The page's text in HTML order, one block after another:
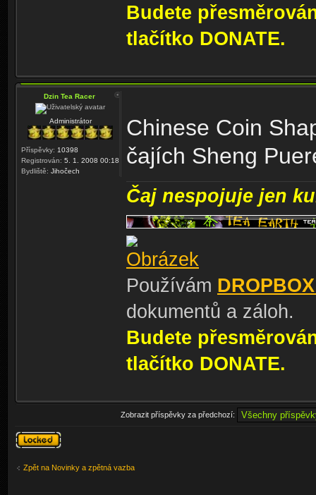
Budete
tlačítko DONATE.
Dzin Tea Racer
Administrátor
Příspěvky: 10398
Registrován: 5. 1. 2008 00:18
Bydliště: Jihočech
Chinese Coin
čajích Sheng
Čaj nespojuje jen
Používám
dokumentů a záloh.
Budete
tlačítko DONATE.
Zobrazit příspěvky za předchozí:
Téma
uzamknuto
Zpět na Novinky a zpětná vazba